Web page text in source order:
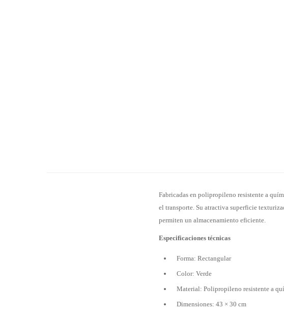
Fabricadas en polipropileno resistente a
el transporte. Su atractiva superficie
permiten un almacenamiento eficiente.
Especificaciones técnicas
Forma: Rectangular
Color: Verde
Material: Polipropileno resistente a
Dimensiones: 43 × 30 cm